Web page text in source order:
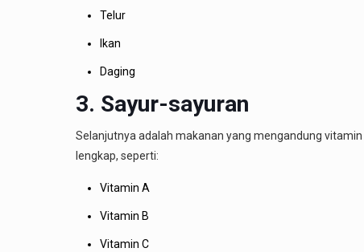
Telur
Ikan
Daging
3. Sayur-sayuran
Selanjutnya adalah makanan yang mengandung
lengkap, seperti:
Vitamin A
Vitamin B
Vitamin C